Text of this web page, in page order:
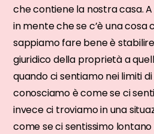
che contiene la nostra casa.
in mente che se c’è una cosa
sappiamo fare bene è
giuridico della proprietà a
quando ci sentiamo nei limiti
conosciamo è come se ci
invece ci troviamo in una
come se ci sentissimo lontano